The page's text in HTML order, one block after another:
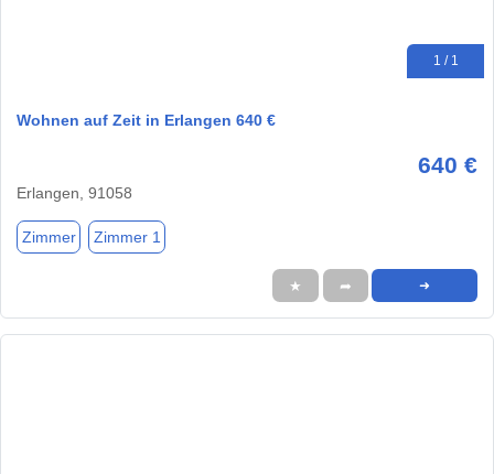
1 / 1
Wohnen auf Zeit in Erlangen 640 €
640 €
Erlangen, 91058
Zimmer Zimmer 1
★ ➦ ➜